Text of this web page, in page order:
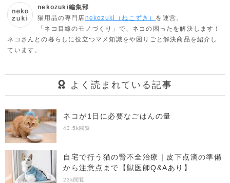
nekozuki編集部
猫用品の専門店nekozuki（ねこずき） を運営。
「ネコ目線のモノづくり」で、ネコの困ったを解決します！
ネコさんとの暮らしに役立つマメ知識をや困りごと解決商品を紹介し
ています。
よく読まれている記事
ネコが1日に必要なごはんの量
43.5k閲覧
自宅で行う猫の腎不全治療｜皮下点滴の準備
から注意点まで【獣医師Q&Aあり】
23k閲覧